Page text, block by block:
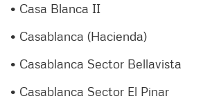
• Casa Blanca II
• Casablanca (Hacienda)
• Casablanca Sector Bellavista
• Casablanca Sector El Pinar